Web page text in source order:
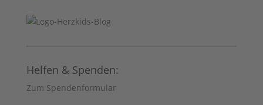
Helfen & Spenden:
Zum Spendenformular